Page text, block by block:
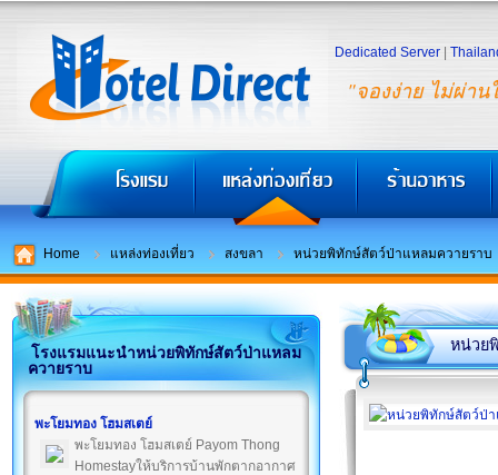
"จองง่าย ไม่ผ่าน
Dedicated Server
Home แหล่งท่องเที่ยว สงขลา หน่วยพิทักษ์สัตว์ป่าแหลมควายราบ
โรงแรมแนะนำหน่วยพิทักษ์สัตว์ป่าแหลม
ควายราบ
พะโยมทอง โฮมสเตย์
พะโยมทอง โฮมสเตย์ Payom Thong
Homestayให้บริการบ้านพักตากอากาศ
หน่วย